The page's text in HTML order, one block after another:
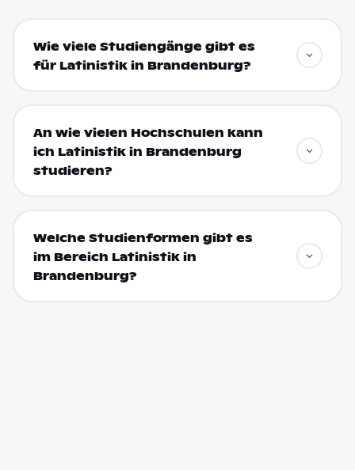
Wie viele Studiengänge gibt es
für Latinistik in Brandenburg?
An wie vielen Hochschulen kann
ich Latinistik in Brandenburg
studieren?
Welche Studienformen gibt es
im Bereich Latinistik in
Brandenburg?